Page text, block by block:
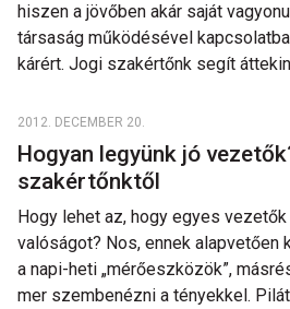
hiszen a jövőben akár saját
társaság működésével
kárért. Jogi szakértőnk segít
2012. DECEMBER 20.
Hogyan legyünk jó
szakértőnktől
Hogy lehet az, hogy egyes
valóságot? Nos, ennek alapvetően
a napi-heti „mérőeszközök”,
mer szembenézni a tényekkel. Pilát